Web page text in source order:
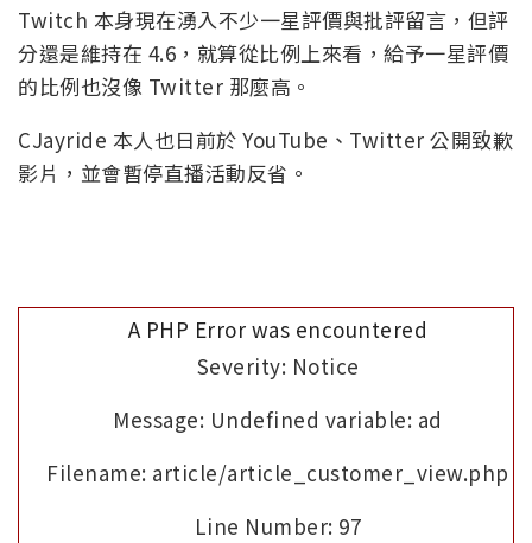
Twitch 本身現在湧入不少一星評價與批評留言，但評
分還是維持在 4.6，就算從比例上來看，給予一星評價
的比例也沒像 Twitter 那麼高。
CJayride 本人也日前於 YouTube、Twitter 公開致歉
影片，並會暫停直播活動反省。
A PHP Error was encountered
Severity: Notice
Message: Undefined variable: ad
Filename: article/article_customer_view.php
Line Number: 97